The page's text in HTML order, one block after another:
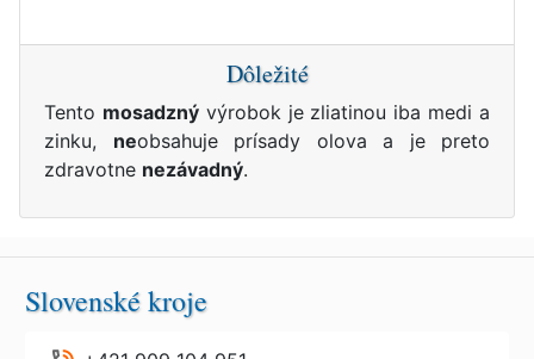
Dôležité
Tento mosadznývýrobok je zliatinou iba medi a
zinku, neobsahuje prísady olova a je preto
zdravotne nezávadný.
Slovenské kroje